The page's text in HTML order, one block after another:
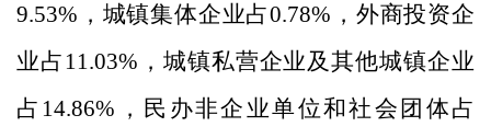
9.53% ，城镇集体企业占0.78% ，外商投资企
业占 11.03% ，城镇私营企业及其他城镇企业
占 14.86% ，民办非企业单位和社会团体占